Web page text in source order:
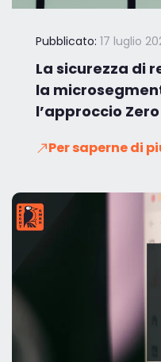
Pubblicato: 17 luglio
La sicurezza di
la
l’approccio
Per saperne di